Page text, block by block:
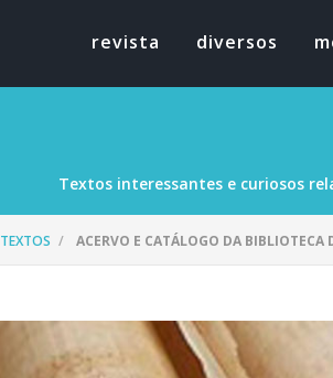
revista diversos
Textos interessantes e curiosos
TEXTOS ACERVO E CATÁLOGO DA BIBLIOTECA